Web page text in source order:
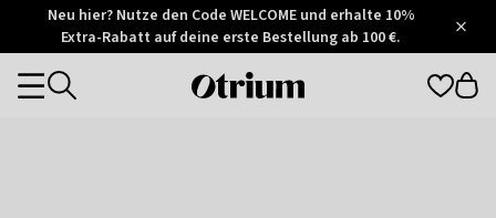
Otrium
Trustpilot
Neu hier? Nutze den Code WELCOME und erhalte 10%
Extra-Rabatt auf deine erste Bestellung ab 100 €.
Otrium
Categories